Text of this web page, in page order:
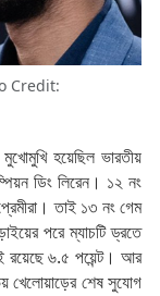
Credit:
হয়েছিল ভারতীয়
ডিং লিরেন। ১২ নং
তাই ১৩ নং গেম
পরে ম্যাচটি ড্রতে
রয়েছে ৬.৫ পয়েন্ট। আর
খেলোয়াড়ের শেষ সুযোগ